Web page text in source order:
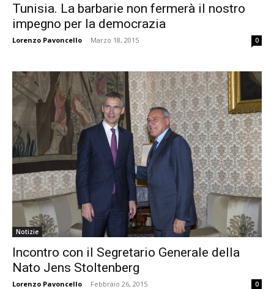
Tunisia. La barbarie non fermerà il nostro
impegno per la democrazia
Lorenzo Pavoncello - Marzo 18, 2015 0
Notizie
Incontro con il Segretario Generale della
Nato Jens Stoltenberg
Lorenzo Pavoncello - Febbraio 26, 2015 0